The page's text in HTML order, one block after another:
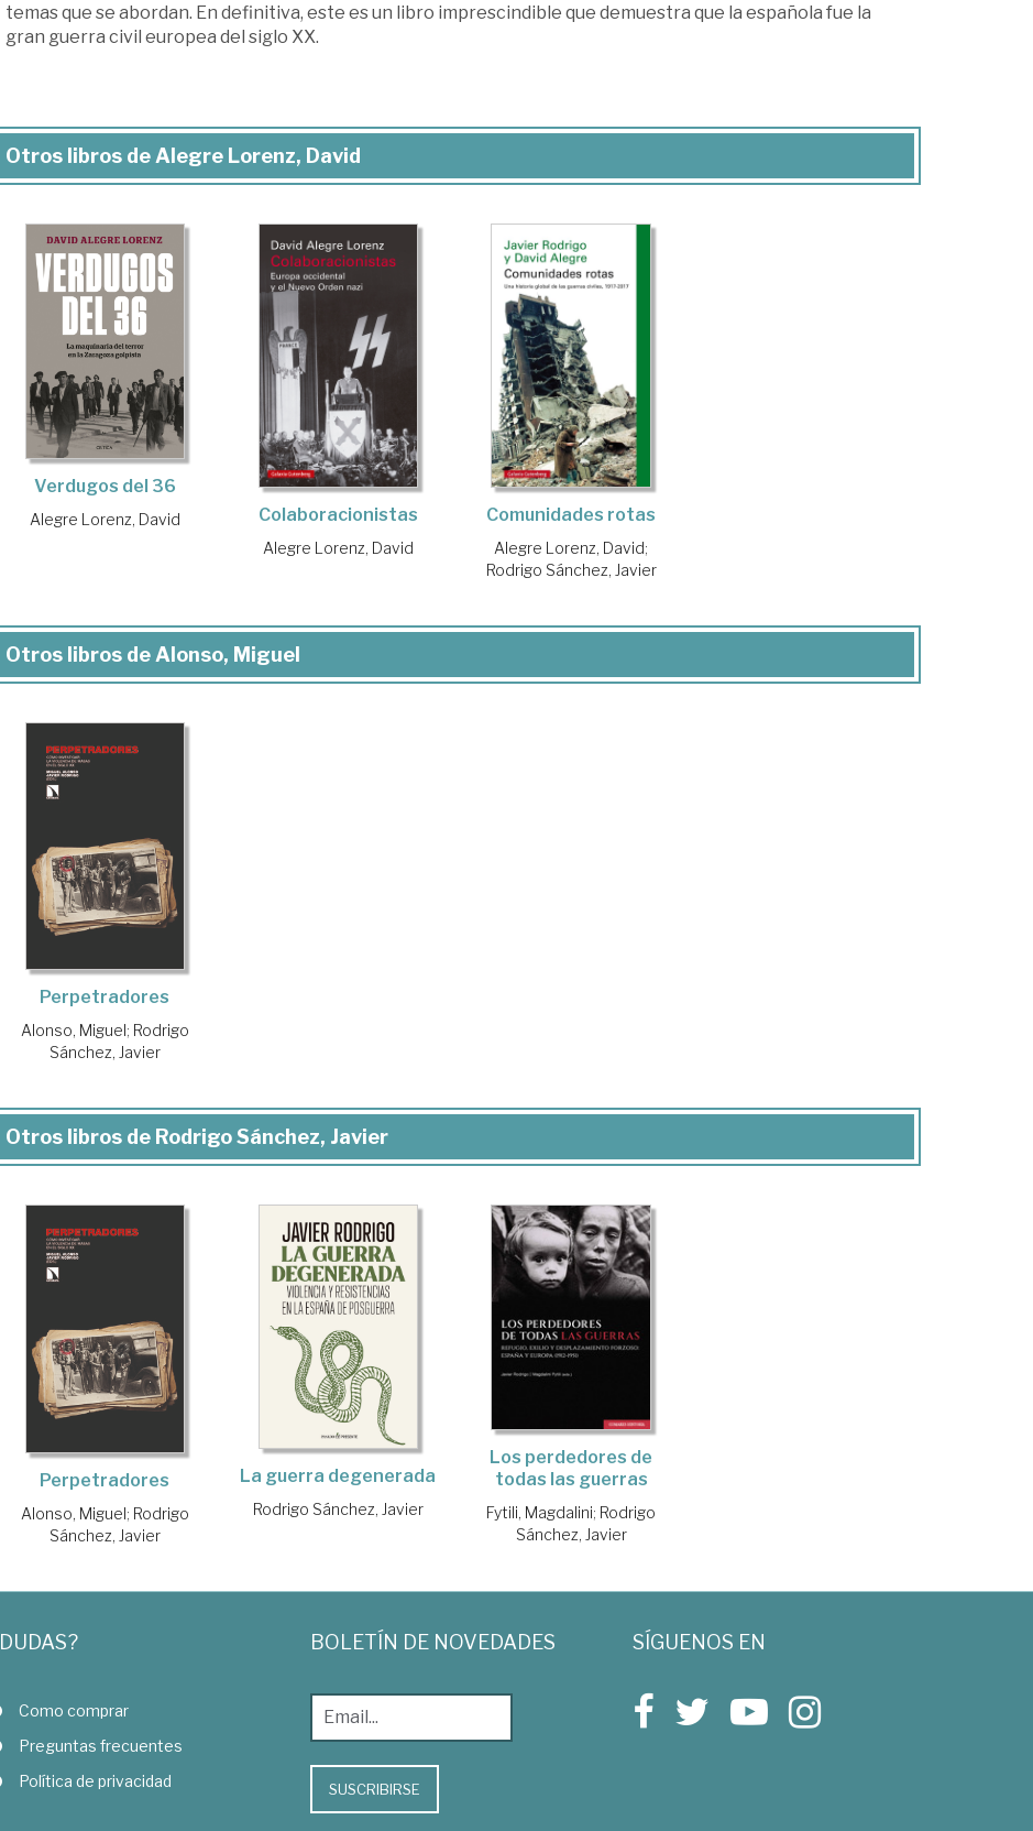
temas que se abordan. En definitiva, este es un libro imprescindible que demuestra que la española fue la
gran guerra civil europea del siglo XX.
Otros libros de Alegre Lorenz, David
Verdugos del 36
Alegre Lorenz, David Colaboracionistas
Alegre Lorenz, David
Comunidades rotas
Alegre Lorenz, David;
Rodrigo Sánchez, Javier
Otros libros de Alonso, Miguel
Perpetradores
Alonso, Miguel; Rodrigo
Sánchez, Javier
Otros libros de Rodrigo Sánchez, Javier
Perpetradores
Alonso, Miguel; Rodrigo
Sánchez, Javier
La guerra degenerada
Rodrigo Sánchez, Javier
Los perdedores de
todas las guerras
Fytili, Magdalini; Rodrigo
Sánchez, Javier
Como comprar
Preguntas frecuentes
Política de privacidad
BOLETÍN DE NOVEDADES
SUSCRIBIRSE
SÍGUENOS EN